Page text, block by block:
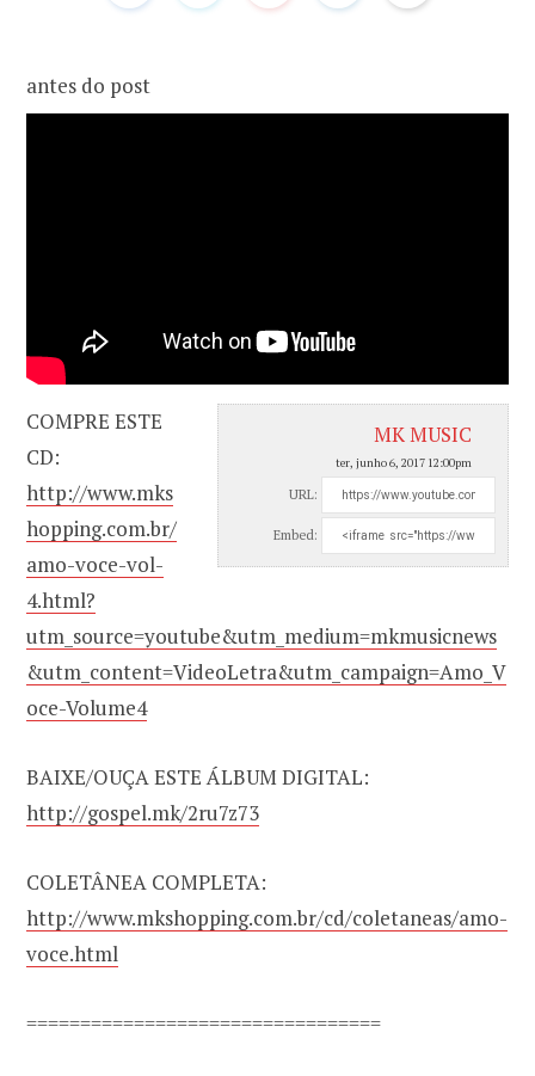
k a
antes do post
MK MUSIC
ter, junho 6, 2017 12:00pm
URL:
Embed:
COMPRE ESTE
CD:
http://www.mks
hopping.com.br/
amo-voce-vol-
4.html?
utm_source=youtube&utm_medium=mkmusicnews
&utm_content=VideoLetra&utm_campaign=Amo_V
oce-Volume4
BAIXE/OUÇA ESTE ÁLBUM DIGITAL:
http://gospel.mk/2ru7z73
COLETÂNEA COMPLETA:
http://www.mkshopping.com.br/cd/coletaneas/amo-
voce.html
=================================